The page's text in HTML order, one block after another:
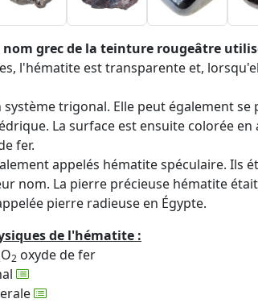
grec de la teinture rougeâtre
l'hématite est transparente et,
trigonal. Elle peut également
La surface est ensuite colorée en
fer.
appelés hématite spéculaire. Ils
nom. La pierre précieuse hématite
pierre radieuse en Égypte.
de l'hématite :
O2 oxyde de fer